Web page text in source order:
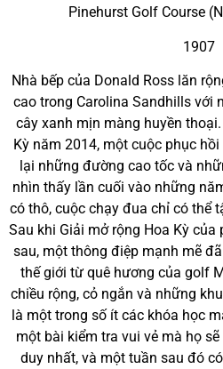
Pinehurst Golf Course
1907
Nhà bếp của Donald Ross lăn
cao trong Carolina Sandhills với
cây xanh mịn màng huyền
Kỳ năm 2014, một cuộc phục
lại những đường cao tốc và
nhìn thấy lần cuối vào những
có thô, cuộc chạy đua chỉ có thể
Sau khi Giải mở rộng Hoa Kỳ
sau, một thông điệp mạnh mẽ
thế giới từ quê hương của golf
chiều rộng, cỏ ngắn và những
là một trong số ít các khóa học
một bài kiểm tra vui vẻ mà họ
duy nhất, và một tuần sau đó